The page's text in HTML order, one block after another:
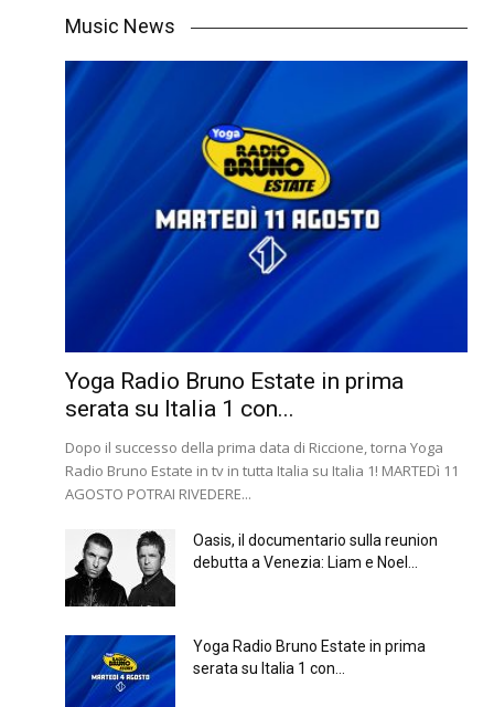
Music News
Yoga Radio Bruno Estate in prima
serata su Italia 1 con...
Dopo il successo della prima data di Riccione, torna Yoga
Radio Bruno Estate in tv in tutta Italia su Italia 1! MARTEDì 11
AGOSTO POTRAI RIVEDERE...
Oasis, il documentario sulla reunion
debutta a Venezia: Liam e Noel...
Yoga Radio Bruno Estate in prima
serata su Italia 1 con...